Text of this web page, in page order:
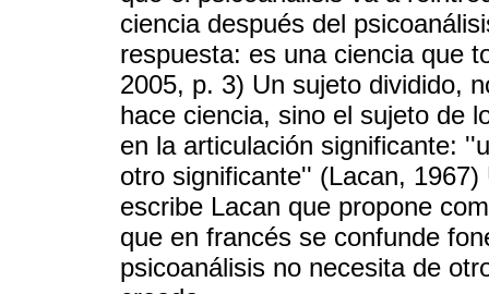
ciencia después del
respuesta: es una ciencia que
2005, p. 3) Un sujeto dividido,
hace ciencia, sino el sujeto de
en la articulación significante:
otro significante'' (Lacan,
escribe Lacan que propone
que en francés se confunde
psicoanálisis no necesita de